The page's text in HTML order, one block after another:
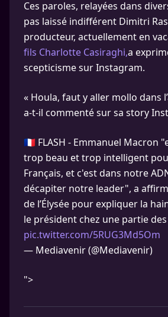
Ces paroles, relayées dans
pas laissé indifférent Dimitri
producteur, actuellement en
fils Charlotte Casiraghi,a
scepticisme sur Instagram.
« Houla, faut y aller mollo dans
a-t-il commenté sur sa story
🇫🇷 FLASH - Emmanuel Macron
trop beau et trop intelligent
Français, et c'est dans notre
décapiter notre leader", a
de l’Élysée pour expliquer la
le président chez une partie
pic.twitter.com/5RUG3Md5Om
— Mediavenir (@Mediavenir)
">